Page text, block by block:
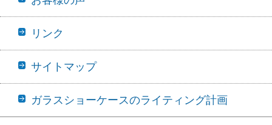
リンク
サイトマップ
ガラスショーケースのライティング計画